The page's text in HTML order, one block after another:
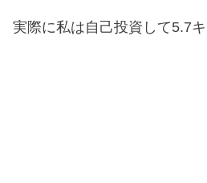
実際に私は自己投資して5.7